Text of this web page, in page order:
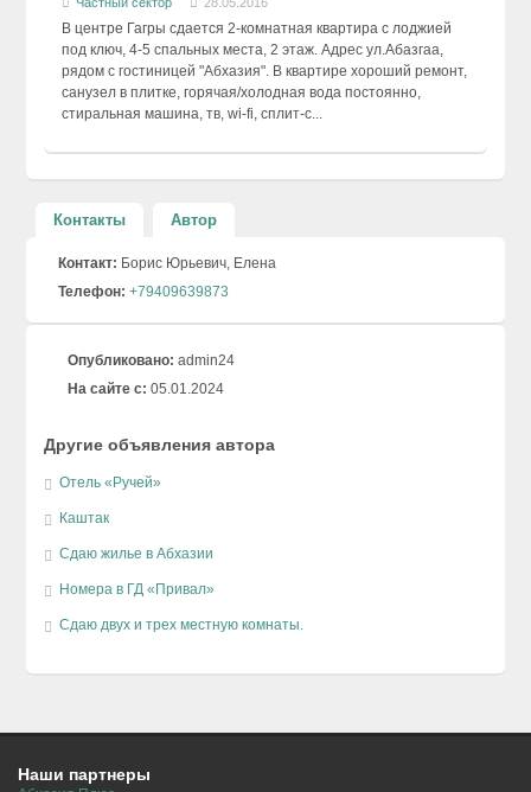
В центре Гагры сдается 2-комнатная квартира с лоджией
под ключ, 4-5 спальных места, 2 этаж. Адрес ул.Абазгаа,
рядом с гостиницей "Абхазия". В квартире хороший ремонт,
санузел в плитке, горячая/холодная вода постоянно,
стиральная машина, тв, wi-fi, сплит-с...
Контакты Автор
Контакт: Борис Юрьевич, Елена
Телефон: +79409639873
Опубликовано: admin24
На сайте с: 05.01.2024
Другие объявления автора
Отель «Ручей»
Каштак
Сдаю жилье в Абхазии
Номера в ГД «Привал»
Cдаю двух и трех местную комнаты.
Наши партнеры